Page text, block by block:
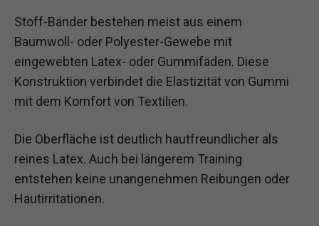
Stoff-Bänder bestehen meist aus einem
Baumwoll- oder Polyester-Gewebe mit
eingewebten Latex- oder Gummifäden. Diese
Konstruktion verbindet die Elastizität von Gummi
mit dem Komfort von Textilien.
Die Oberfläche ist deutlich hautfreundlicher als
reines Latex. Auch bei längerem Training
entstehen keine unangenehmen Reibungen oder
Hautirritationen.